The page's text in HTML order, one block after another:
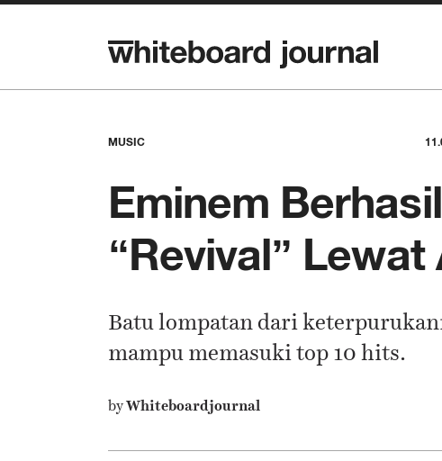
MUSIC
Eminem
“Revival”
Batu lompatan dari
mampu memasuki top 10 hits.
byWhiteboardjournal